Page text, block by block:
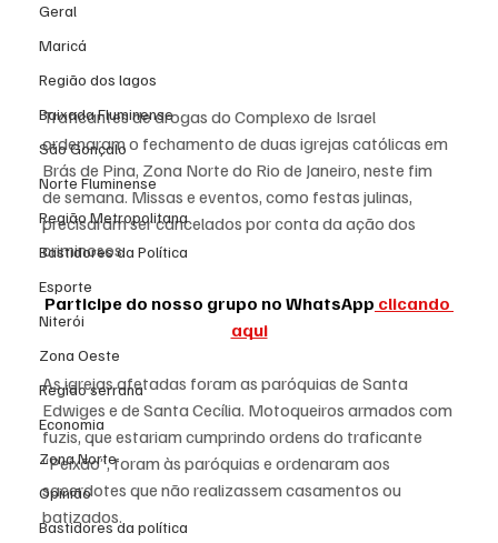
Geral
Maricá
Região dos lagos
Baixada Fluminense
São Gonçalo
Norte Fluminense
Região Metropolitana
Bastidores da Política
Esporte
Niterói
Zona Oeste
Região serrana
Economia
Zona Norte
Opinião
Bastidores da política
Traficantes de drogas do Complexo de Israel
ordenaram o fechamento de duas igrejas católicas em
Brás de Pina, Zona Norte do Rio de Janeiro, neste fim
de semana. Missas e eventos, como festas julinas,
precisaram ser cancelados por conta da ação dos
criminosos.
Participe do nosso grupo no WhatsApp clicando
aqui
As igrejas afetadas foram as paróquias de Santa
Edwiges e de Santa Cecília. Motoqueiros armados com
fuzis, que estariam cumprindo ordens do traficante
“Peixão”, foram às paróquias e ordenaram aos
sacerdotes que não realizassem casamentos ou
batizados.